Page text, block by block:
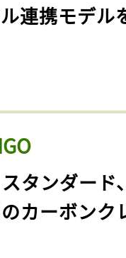
連携モデル
タンダード
カーボンク